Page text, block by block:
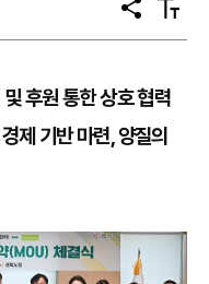
공
유
텍
스
기
후원 통한 상호 협력
제 기반 마련, 양질의